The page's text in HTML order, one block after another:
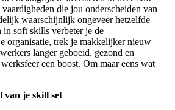
die jou onderscheiden van
waarschijnlijk ongeveer hetzelfde
in soft skills verbeter je de
organisatie, trek je makkelijker nieuw
langer geboeid, gezond en
een boost. Om maar eens wat
van je skill set